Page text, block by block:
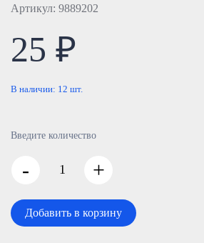
Артикул: 9889202
25 ₽
В наличии: 12 шт.
Введите количество
- +
Добавить в корзину